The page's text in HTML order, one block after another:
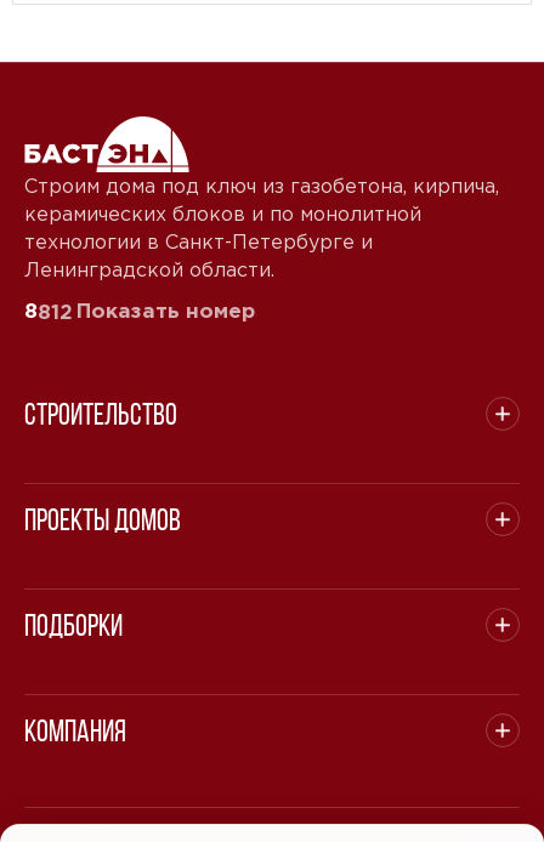
Строим дома под ключ из газобетона, кирпича,
керамических блоков и по монолитной
технологии в Санкт-Петербурге и
Ленинградской области.
8812 Показать номер
Строительство
Проекты домов
Подборки
Компания